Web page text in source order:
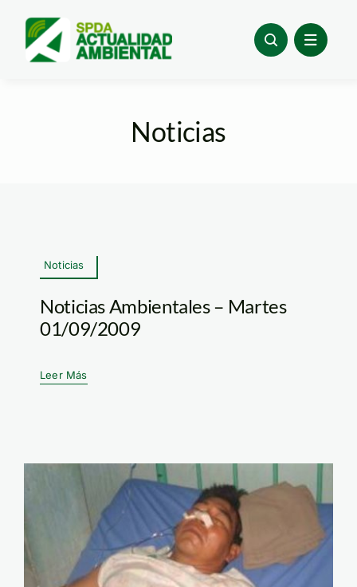
content
Noticias
Noticias
Noticias Ambientales – Martes
01/09/2009
Leer Más